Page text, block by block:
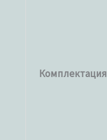
Комплектация